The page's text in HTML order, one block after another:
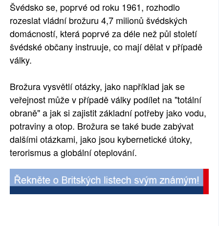
Švédsko se, poprvé od roku 1961, rozhodlo
rozeslat vládní brožuru 4,7 milionů švédských
domácností, která poprvé za déle než půl století
švédské občany instruuje, co mají dělat v případě
války.
Brožura vysvětlí otázky, jako například jak se
veřejnost může v případě války podílet na "totální
obraně" a jak si zajistit základní potřeby jako vodu,
potraviny a otop. Brožura se také bude zabývat
dalšími otázkami, jako jsou kybernetické útoky,
terorismus a globální oteplování.